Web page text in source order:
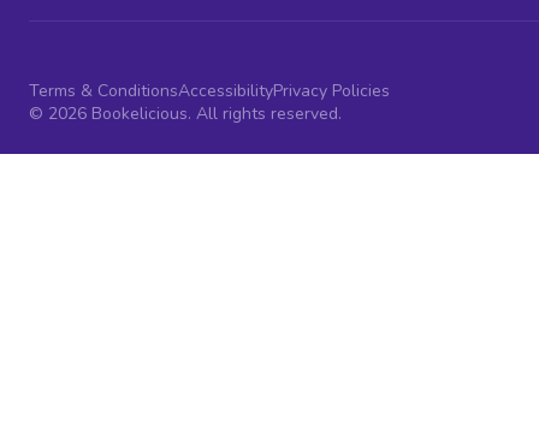
Terms & ConditionsAccessibilityPrivacy Policies
© 2026 Bookelicious. All rights reserved.